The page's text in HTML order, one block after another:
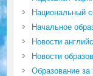
Национальный
Начальное
Новости
Новости
Образование